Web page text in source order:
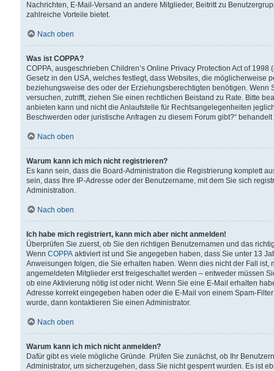
Nachrichten, E-Mail-Versand an andere Mitglieder, Beitritt zu
zahlreiche Vorteile bietet.
Nach oben
Was ist COPPA?
COPPA, ausgeschrieben Children’s Online Privacy Protection Act of
Gesetz in den USA, welches festlegt, dass Websites, die
beziehungsweise des oder der Erziehungsberechtigten benötigen.
versuchen, zutrifft, ziehen Sie einen rechtlichen Beistand zu Rate. Bitte
anbieten kann und nicht die Anlaufstelle für Rechtsangelegenheiten
Beschwerden oder juristische Anfragen zu diesem Forum gibt?“
Nach oben
Warum kann ich mich nicht registrieren?
Es kann sein, dass die Board-Administration die Registrierung komplett
sein, dass Ihre IP-Adresse oder der Benutzername, mit dem Sie sich
Administration.
Nach oben
Ich habe mich registriert, kann mich aber nicht anmelden!
Überprüfen Sie zuerst, ob Sie den richtigen Benutzernamen und das
Wenn COPPA aktiviert ist und Sie angegeben haben, dass Sie unter 13
Anweisungen folgen, die Sie erhalten haben. Wenn dies nicht der Fall
angemeldeten Mitglieder erst freigeschaltet werden – entweder müssen
ob eine Aktivierung nötig ist oder nicht. Wenn Sie eine E-Mail erhalten
Adresse korrekt eingegeben haben oder die E-Mail von einem Spam-
wurde, dann kontaktieren Sie einen Administrator.
Nach oben
Warum kann ich mich nicht anmelden?
Dafür gibt es viele mögliche Gründe. Prüfen Sie zunächst, ob Ihr
Administrator, um sicherzugehen, dass Sie nicht gesperrt wurden. Es ist